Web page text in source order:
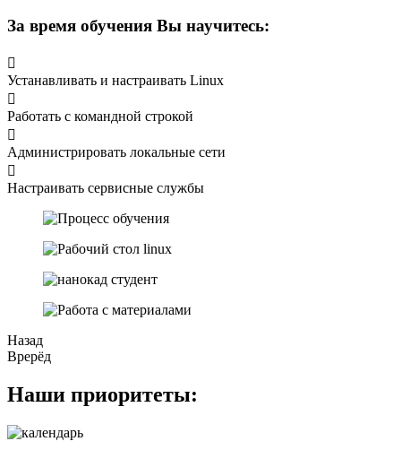
За время обучения Вы научитесь:
Устанавливать и настраивать Linux
Работать с командной строкой
Администрировать локальные сети
Настраивать сервисные службы
Назад
Врерёд
Наши приоритеты: